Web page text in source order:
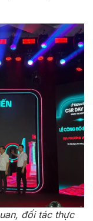
đối tác thực